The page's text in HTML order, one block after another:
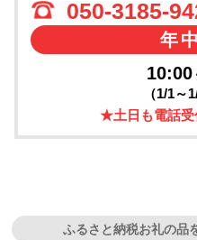
050-3185-
年
（1/1～
★土日も電話受
ふるさと納税お礼の品